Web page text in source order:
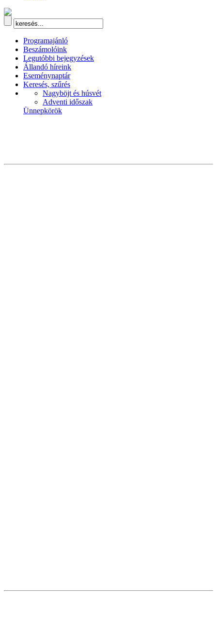
Programajánló
Beszámolóink
Legutóbbi bejegyzések
Állandó híreink
Eseménynaptár
Keresés, szűrés
Nagyböjt és húsvét
Adventi időszak
Ünnepkörök